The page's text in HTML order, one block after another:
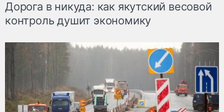
Дорога в никуда: как якутский весовой
контроль душит экономику